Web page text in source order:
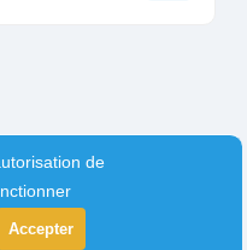
de
Accepter